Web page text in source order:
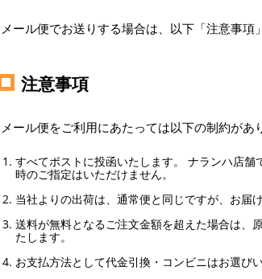
メール便でお送りする場合は、以下「注意事項
注意事項
メール便をご利用にあたっては以下の制約があ
すべてポストに投函いたします。 ナランハ店
時のご指定はいただけません。
当社よりの出荷は、通常便と同じですが、お届
送料が無料となるご注文金額を超えた場合は、
たします。
お支払方法として代金引換・コンビニはお選び